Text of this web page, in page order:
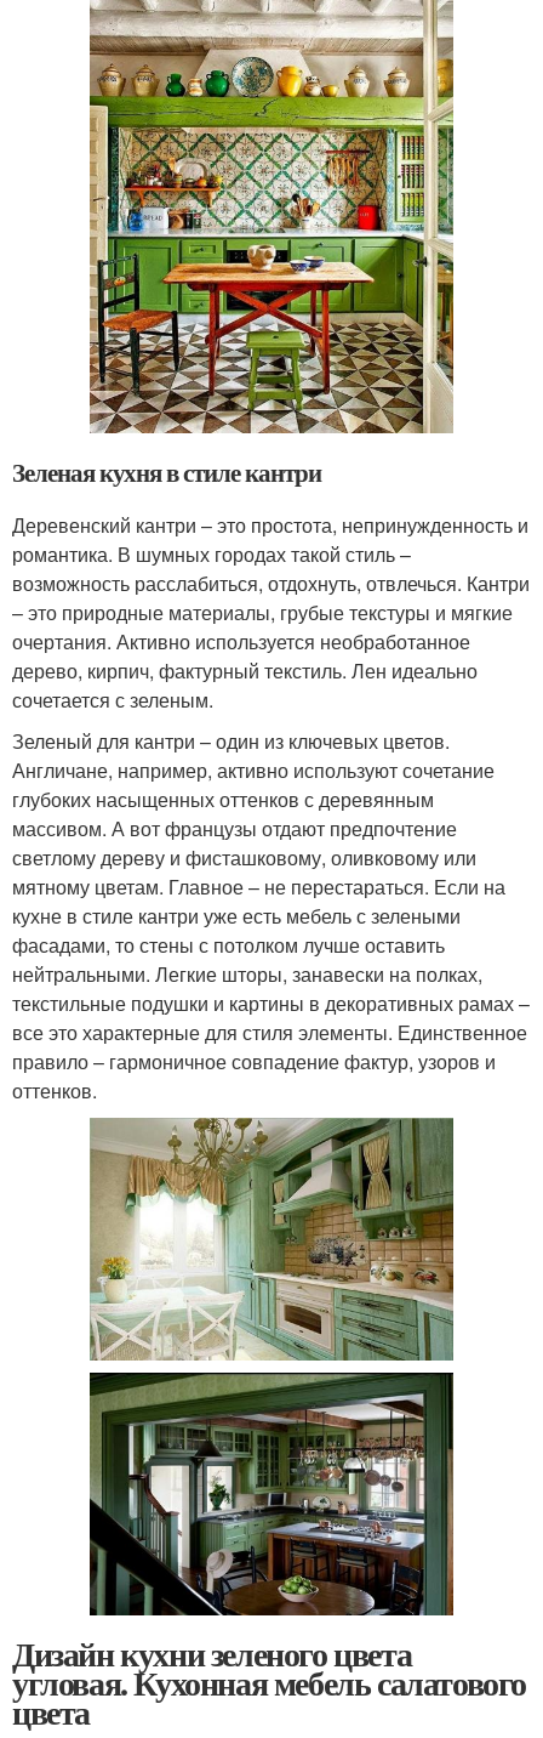
Зеленая кухня в стиле кантри
Деревенский кантри – это простота, непринужденность и
романтика. В шумных городах такой стиль –
возможность расслабиться, отдохнуть, отвлечься. Кантри
– это природные материалы, грубые текстуры и мягкие
очертания. Активно используется необработанное
дерево, кирпич, фактурный текстиль. Лен идеально
сочетается с зеленым.
Зеленый для кантри – один из ключевых цветов.
Англичане, например, активно используют сочетание
глубоких насыщенных оттенков с деревянным
массивом. А вот французы отдают предпочтение
светлому дереву и фисташковому, оливковому или
мятному цветам. Главное – не перестараться. Если на
кухне в стиле кантри уже есть мебель с зелеными
фасадами, то стены с потолком лучше оставить
нейтральными. Легкие шторы, занавески на полках,
текстильные подушки и картины в декоративных рамах –
все это характерные для стиля элементы. Единственное
правило – гармоничное совпадение фактур, узоров и
оттенков.
Дизайн кухни зеленого цвета
угловая. Кухонная мебель салатового
цвета